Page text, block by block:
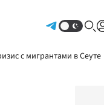
с мигрантами в Сеуте